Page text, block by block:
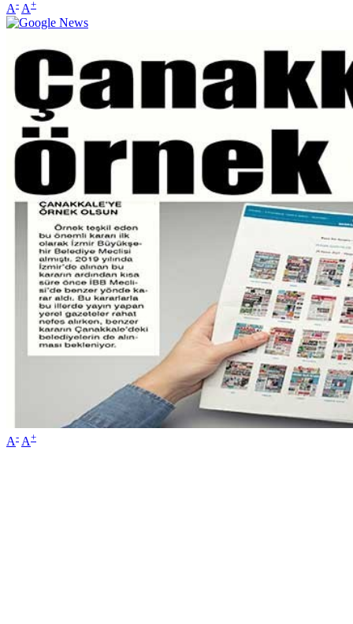
A- A+
A- A+